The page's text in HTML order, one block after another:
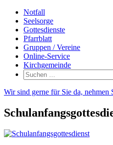
Notfall
Seelsorge
Gottesdienste
Pfarrblatt
Gruppen / Vereine
Online-Service
Kirchgemeinde
Suchen
nach:
Wir sind gerne für Sie da, nehmen